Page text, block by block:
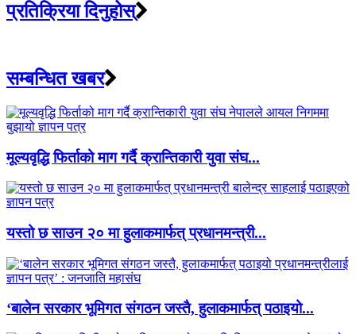
प्रतिक्रिया दिनुहोस्
सम्बन्धित खबर
मूल्यवृद्धि फिर्ताको माग गर्दै क्रान्तिकारी युवा संघ...
यस्तो छ साउन २० मा हुलाकमार्फत् प्रधानमन्त्री...
‘बालेन सरकार भूमिगत संगठन जस्तै, हुलाकमार्फत् पठाइयो...